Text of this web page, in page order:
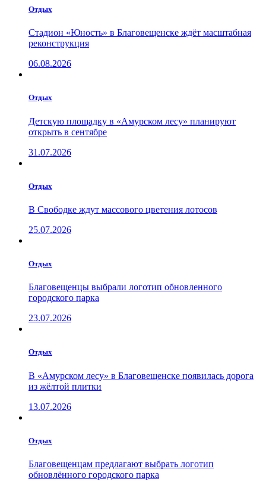
Отдых
Стадион «Юность» в Благовещенске ждёт масштабная
реконструкция
06.08.2026
Отдых
Детскую площадку в «Амурском лесу» планируют
открыть в сентябре
31.07.2026
Отдых
В Свободке ждут массового цветения лотосов
25.07.2026
Отдых
Благовещенцы выбрали логотип обновленного
городского парка
23.07.2026
Отдых
В «Амурском лесу» в Благовещенске появилась дорога
из жёлтой плитки
13.07.2026
Отдых
Благовещенцам предлагают выбрать логотип
обновлённого городского парка